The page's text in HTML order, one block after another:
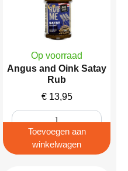
Op voorraad
Angus and Oink Satay
Rub
€13,95
Toevoegen aan
winkelwagen